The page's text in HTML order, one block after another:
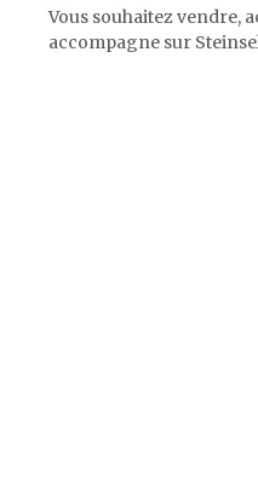
Vous souhaitez vendre,
accompagne sur